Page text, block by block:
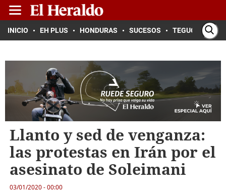
INICIO EH PLUS HONDURAS SUCESOS TEGUCIGALPA
Llanto y sed de venganza:
las protestas en Irán por el
asesinato de Soleimani
03/01/2020 - 00:00